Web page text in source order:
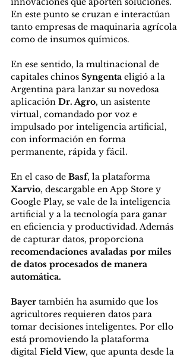
En este punto se cruzan e interactúan
tanto empresas de maquinaria agrícola
como de insumos químicos.
En ese sentido, la multinacional de
capitales chinos Syngenta eligió a la
Argentina para lanzar su novedosa
aplicación Dr. Agro, un asistente
virtual, comandado por voz e
impulsado por inteligencia artificial,
con información en forma
permanente, rápida y fácil.
En el caso de Basf, la plataforma
Xarvio, descargable en App Store y
Google Play, se vale de la inteligencia
artificial y a la tecnología para ganar
en eficiencia y productividad. Además
de capturar datos, proporciona
recomendaciones avaladas por miles
de datos procesados de manera
automática.
Bayer también ha asumido que los
agricultores requieren datos para
tomar decisiones inteligentes. Por ello
está promoviendo la plataforma
digital Field View, que apunta desde la